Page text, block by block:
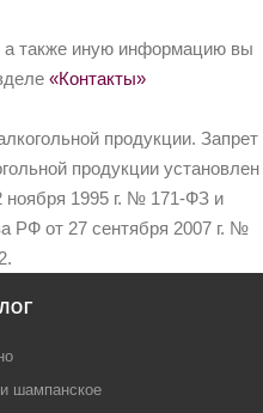
а также иную информацию вы
«Контакты»
продукции. Запрет
продукции установлен
1995 г. № 171-ФЗ и
РФ от 27 сентября 2007 г. №
шампанское